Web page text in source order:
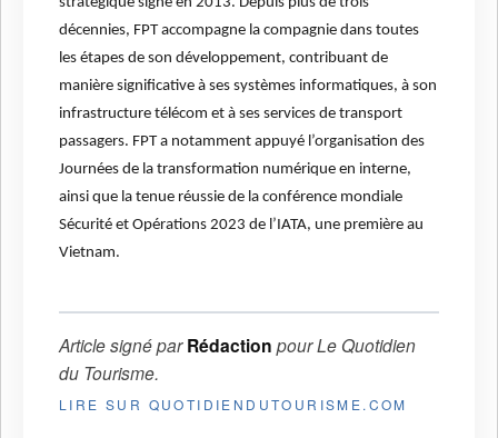
décennies, FPT accompagne la compagnie dans toutes
les étapes de son développement, contribuant de
manière significative à ses systèmes informatiques, à son
infrastructure télécom et à ses services de transport
passagers. FPT a notamment appuyé l’organisation des
Journées de la transformation numérique en interne,
ainsi que la tenue réussie de la conférence mondiale
Sécurité et Opérations 2023 de l’IATA, une première au
Vietnam.
Article signé parRédaction pourLe Quotidien
du Tourisme.
LIRE SUR QUOTIDIENDUTOURISME.COM